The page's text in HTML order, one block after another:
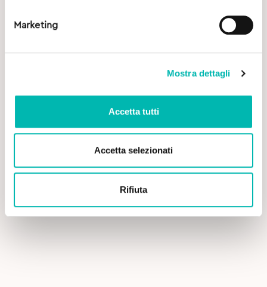
Marketing
Mostra dettagli
Accetta tutti
Accetta selezionati
Rifiuta
price
price
Emoform Collutorio Plak Out Active 0,20% – 200 ml